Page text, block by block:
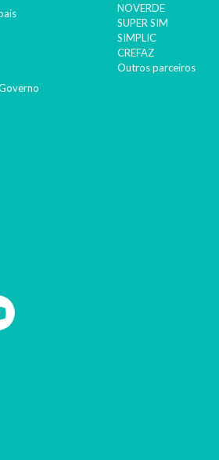
NOVERDE
SUPER SIM
SIMPLIC
CREFAZ
Outros parceiros